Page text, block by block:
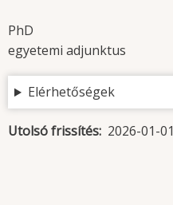
PhD
egyetemi adjunktus
Elérhetőségek
Utolsó frissítés 2026-01-01